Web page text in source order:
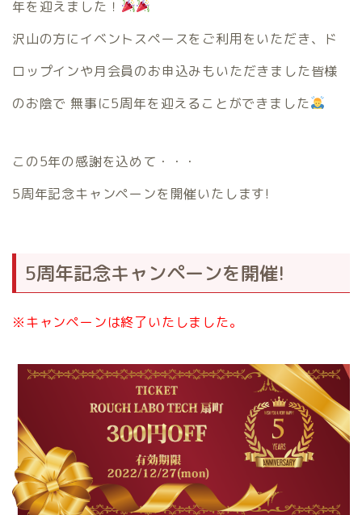
年を迎えました！
沢山の方にイベントスペースをご利用をいただき、ド
ロップインや月会員のお申込みもいただきました皆様
のお陰で 無事に5周年を迎えることができました
この5年の感謝を込めて・・・
5周年記念キャンペーンを開催いたします!
5周年記念キャンペーンを開催!
※キャンペーンは終了いたしました。